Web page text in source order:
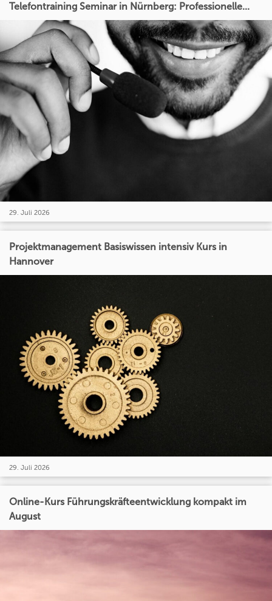
Telefontraining Seminar in Nürnberg: Professionelle...
29. Juli 2026
Projektmanagement Basiswissen intensiv Kurs in
Hannover
29. Juli 2026
Online-Kurs Führungskräfteentwicklung kompakt im
August